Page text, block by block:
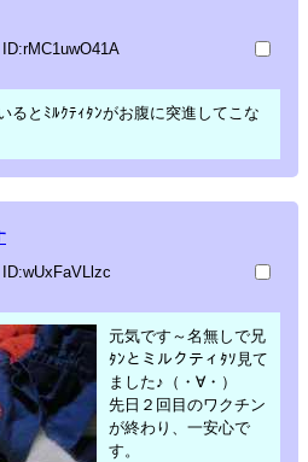
ID:rMC1uwO41A
るとﾐﾙｸﾃｨﾀﾝがお腹に突進してこな
ID:wUxFaVLlzc
元気です～名無しで兄
ﾀﾝとミルクティﾀｿ見て
ました♪（・∀・）
先日２回目のワクチン
が終わり、一安心で
す。